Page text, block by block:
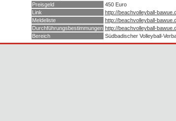
Preisgeld
450 Euro
Link
http://beachvolleyball-
Meldeliste
http://beachvolleyball-
Durchführungsbestimmungen http://beachvolleyball-
Bereich
Südbadischer Volleyball-